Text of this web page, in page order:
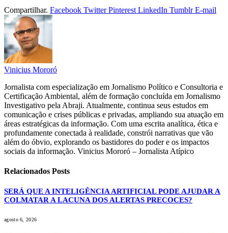
Compartilhar. Facebook Twitter Pinterest LinkedIn Tumblr E-mail
Vinicius Mororó
Jornalista com especialização em Jornalismo Político e Consultoria e
Certificação Ambiental, além de formação concluída em Jornalismo
Investigativo pela Abraji. Atualmente, continua seus estudos em
comunicação e crises públicas e privadas, ampliando sua atuação em
áreas estratégicas da informação. Com uma escrita analítica, ética e
profundamente conectada à realidade, constrói narrativas que vão
além do óbvio, explorando os bastidores do poder e os impactos
sociais da informação. Vinicius Mororó – Jornalista Atípico
Relacionados Posts
SERÁ QUE A INTELIGÊNCIA ARTIFICIAL PODE AJUDAR A
COLMATAR A LACUNA DOS ALERTAS PRECOCES?
agosto 6, 2026